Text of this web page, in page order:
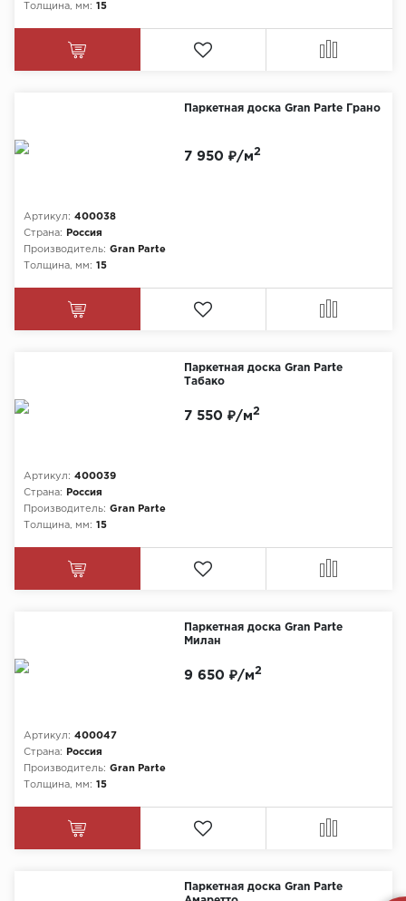
Толщина, мм: 15
Паркетная доска Gran Parte Грано
Артикул: 400038
Страна:
Россия
Производитель: Gran Parte
Толщина, мм: 15
7 950 ₽/м2
Паркетная доска Gran Parte
Табако
Артикул: 400039
Страна:
Россия
Производитель: Gran Parte
Толщина, мм: 15
7 550 ₽/м2
Паркетная доска Gran Parte
Милан
Артикул: 400047
Страна:
Россия
Производитель: Gran Parte
Толщина, мм: 15
9 650 ₽/м2
Паркетная доска Gran Parte